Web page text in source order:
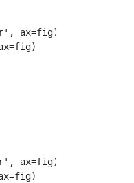
, ax=fig)
=fig)
, ax=fig)
=fig)